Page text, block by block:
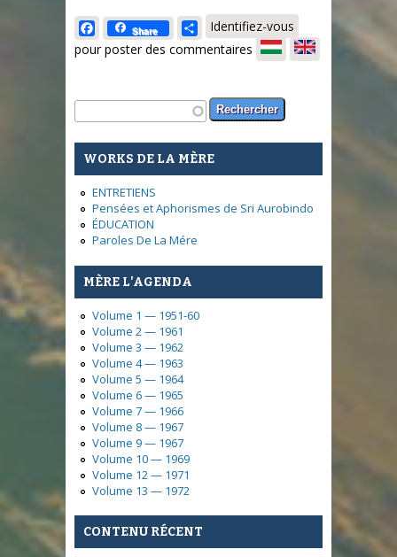
Facebook
Share Share
Identifiez-vous
pour poster des commentaires
Formulaire de recherche
Rechercher
WORKS DE LA MÈRE
ENTRETIENS
Pensées et Aphorismes de Sri Aurobindo
ÉDUCATION
Paroles De La Mére
MÈRE L’AGENDA
Volume 1 — 1951-60
Volume 2 — 1961
Volume 3 — 1962
Volume 4 — 1963
Volume 5 — 1964
Volume 6 — 1965
Volume 7 — 1966
Volume 8 — 1967
Volume 9 — 1967
Volume 10 — 1969
Volume 12 — 1971
Volume 13 — 1972
CONTENU RÉCENT